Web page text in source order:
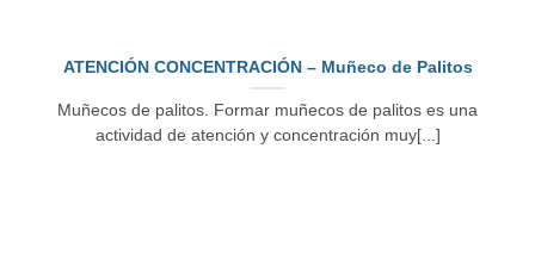
ATENCIÓN CONCENTRACIÓN – Muñeco de Palitos
Muñecos de palitos. Formar muñecos de palitos es una
actividad de atención y concentración muy[...]